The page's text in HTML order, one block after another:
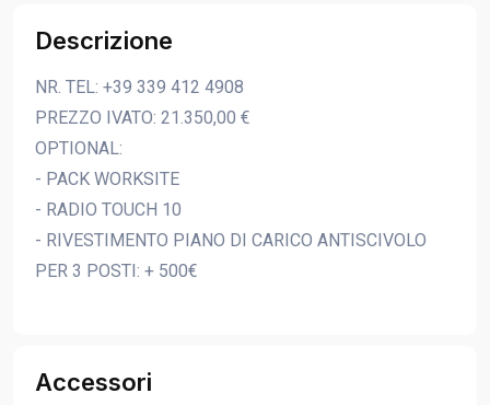
Descrizione
NR. TEL: +39 339 412 4908
PREZZO IVATO: 21.350,00 €
OPTIONAL:
- PACK WORKSITE
- RADIO TOUCH 10
- RIVESTIMENTO PIANO DI CARICO ANTISCIVOLO
PER 3 POSTI: + 500€
Accessori